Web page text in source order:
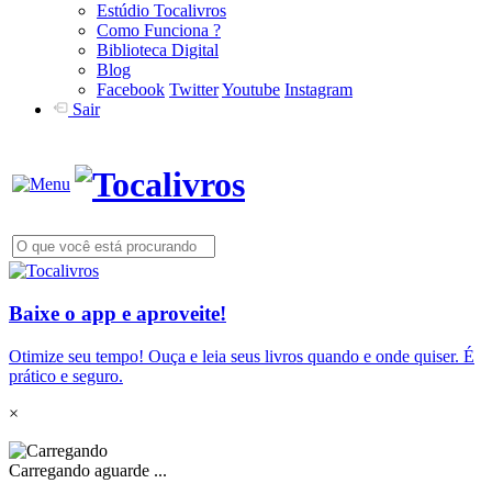
Estúdio Tocalivros
Como Funciona ?
Biblioteca Digital
Blog
Facebook TwitterYoutube Instagram
Sair
Baixe o app e aproveite!
Otimize seu tempo! Ouça e leia seus livros quando e onde quiser. É
prático e seguro.
×
Carregando aguarde ...